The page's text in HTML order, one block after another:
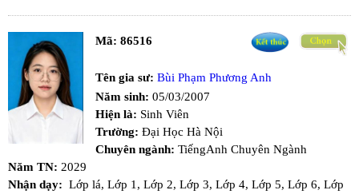
Mã: 86516
Tên gia sư: Bùi Phạm Phương Anh
Năm sinh: 05/03/2007
Hiện là: Sinh Viên
Trường: Đại Học Hà Nội
Chuyên ngành: TiếngAnh Chuyên Ngành
Năm TN: 2029
Nhận dạy: Lớp lá, Lớp 1, Lớp 2, Lớp 3, Lớp 4, Lớp 5, Lớp 6, Lớp